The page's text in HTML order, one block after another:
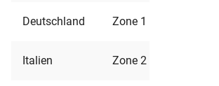
Deutschland Zone 1
Italien Zone 2